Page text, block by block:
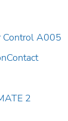
Control A005
2